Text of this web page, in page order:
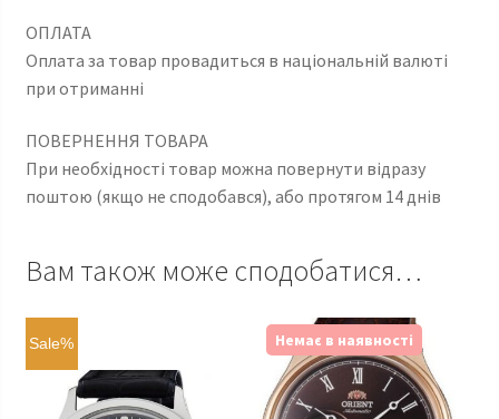
ОПЛАТА
Оплата за товар провадиться в національній валюті
при отриманні
ПОВЕРНЕННЯ ТОВАРА
При необхідності товар можна повернути відразу
поштою (якщо не сподобався), або протягом 14 днів
Вам також може сподобатися…
Sale% Немає в наявності